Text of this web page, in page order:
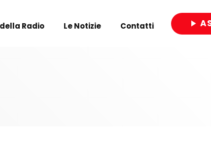
Radio Le Notizie Contatti play_arrow